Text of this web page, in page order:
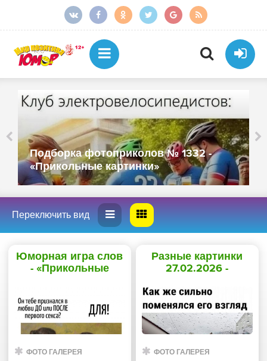
Подборка фотоприколов № 1331 -
«Прикольные картинки»
Юморная игра слов
- «Прикольные
ФОТО ГАЛЕРЕЯ
Разные картинки
27.02.2026 -
картинки»
ФОТО ГАЛЕРЕЯ